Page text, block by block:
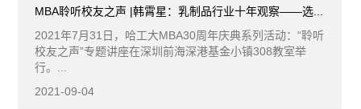
MBA聆听校友之声 |韩霄星：乳制品行业十年观察——选...
​2021年7月31日，哈工大MBA30周年庆典系列活动：“聆听
校友之声”专题讲座在深圳前海深港基金小镇308教室举
行。...
2021-09-04